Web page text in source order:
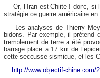
Or, l’Iran est Chiite ! donc, si
stratégie de guerre américaine en
Les analyses de Thierry
bidons. Par exemple, il prétend
tremblement de terre a été
barrage placé à 17 km de
cette secousse sismique, et les
http://www.objectif-chine.com/